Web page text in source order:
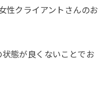
性クライアントさんのお
態が良くないことでお